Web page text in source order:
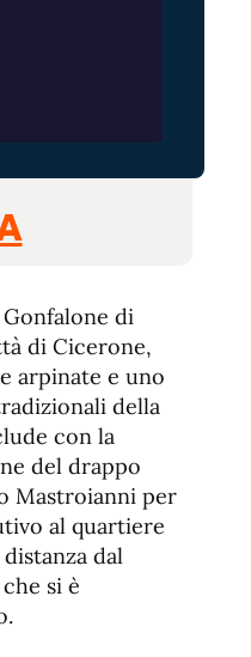
Restablecer
Aumentar
de
fuente.
Gonfalone di
di Cicerone,
arpinate e uno
della
con la
del drappo
Mastroianni per
al quartiere
dal
si è